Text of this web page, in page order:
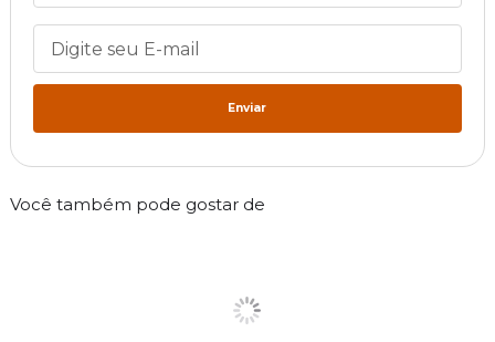
Enviar
Você também pode gostar de